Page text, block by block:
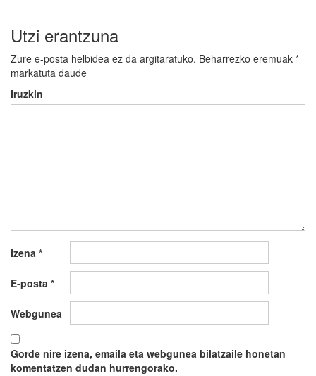
Utzi erantzuna
Zure e-posta helbidea ez da argitaratuko. Beharrezko eremuak *
markatuta daude
Iruzkin
Izena *
E-posta *
Webgunea
Gorde nire izena, emaila eta webgunea bilatzaile honetan
komentatzen dudan hurrengorako.